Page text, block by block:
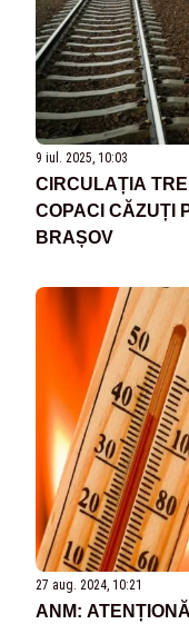
9 iul. 2025, 10:03
CIRCULAȚIA
COPACI CĂZUȚI
BRAȘOV
27 aug. 2024, 10:21
ANM: